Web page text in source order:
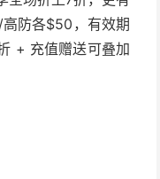
防各$50，有效期
+ 充值赠送可叠加